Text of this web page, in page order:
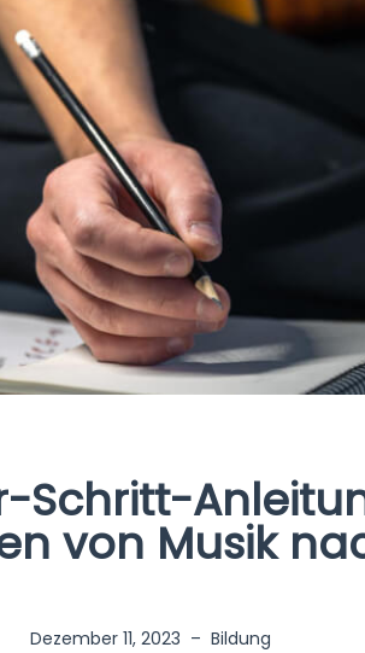
Schritt-
von Musik
Dezember 11, 2023 – Bildung